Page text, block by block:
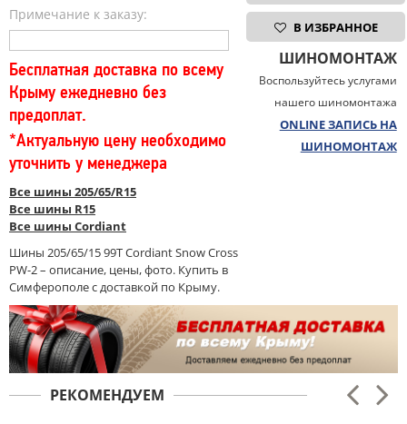
Примечание к заказу:
Бесплатная доставка по всему
Крыму ежедневно без
предоплат.
*Актуальную цену необходимо
уточнить у менеджера
Все шины 205/65/R15
Все шины R15
Все шины Cordiant
Шины 205/65/15 99T Cordiant Snow Cross
PW-2 – описание, цены, фото. Купить в
Симферополе с доставкой по Крыму.
В ИЗБРАННОЕ
ШИНОМОНТАЖ
Воспользуйтесь услугами
нашего шиномонтажа
ONLINE ЗАПИСЬ НА
ШИНОМОНТАЖ
РЕКОМЕНДУЕМ